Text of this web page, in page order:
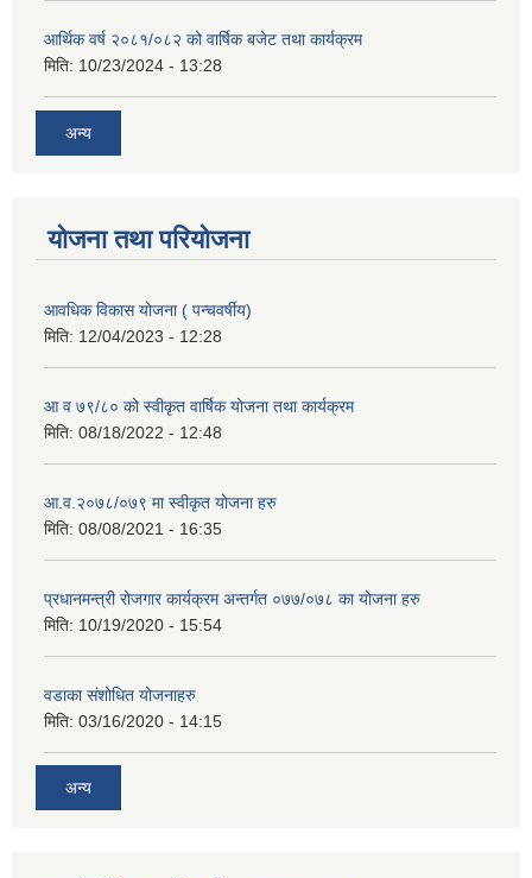
आर्थिक वर्ष २०८१/०८२ को वार्षिक बजेट तथा कार्यक्रम
मिति: 10/23/2024 - 13:28
अन्य
योजना तथा परियोजना
आवधिक विकास योजना ( पन्चवर्षीय)
मिति: 12/04/2023 - 12:28
आ व ७९/८० को स्वीकृत वार्षिक योजना तथा कार्यक्रम
मिति: 08/18/2022 - 12:48
आ.व.२०७८/०७९ मा स्वीकृत योजना हरु
मिति: 08/08/2021 - 16:35
प्रधानमन्त्री रोजगार कार्यक्रम अन्तर्गत ०७७/०७८ का योजना हरु
मिति: 10/19/2020 - 15:54
वडाका संशोधित योजनाहरु
मिति: 03/16/2020 - 14:15
अन्य